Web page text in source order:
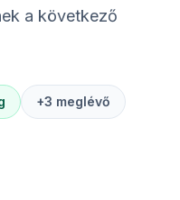
a következő
+3 meglévő